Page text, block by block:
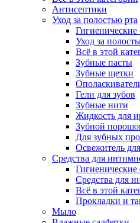
Антисептики
Уход за полостью рта
Гигиенические
Уход за
Всё в этой
Зубные пасты
Зубные щетки
Гели для зубов
Зубные нити
Жидкость для
Зубной
Для зубных
Освежитель
Средства для
Гигиенические
Средства для
Всё в этой
Прокладки и
Мыло